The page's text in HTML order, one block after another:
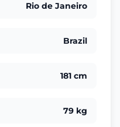
Rio de Janeiro
Brazil
181 cm
79 kg